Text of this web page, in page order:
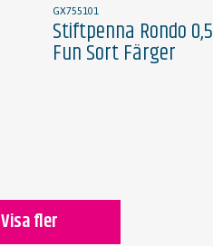
GX755101
Stiftpenna Rondo 0,5
Fun Sort Färger
Visa fler